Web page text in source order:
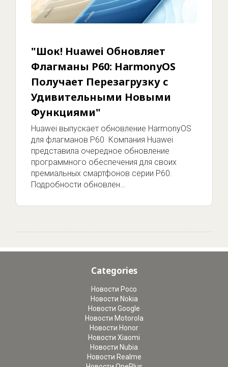
"Шок! Huawei Обновляет
Флагманы P60: HarmonyOS
Получает Перезагрузку с
Удивительными Новыми
Функциями"
Huawei выпускает обновление HarmonyOS
для флагманов P60 Компания Huawei
представила очередное обновление
программного обеспечения для своих
премиальных смартфонов серии P60.
Подробности обновлен…
Categories
Новости Poco
Новости Nokia
Новости Google
Новости Motorola
Новости Honor
Новости Xiaomi
Новости Nubia
Новости Realme